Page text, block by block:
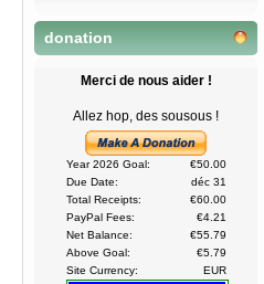
donation
Merci de nous aider !
Allez hop, des sousous !
Year 2026 Goal:
€50.00
Due Date:
déc 31
Total Receipts:
€60.00
PayPal Fees:
€4.21
Net Balance:
€55.79
Above Goal:
€5.79
Site Currency:
EUR